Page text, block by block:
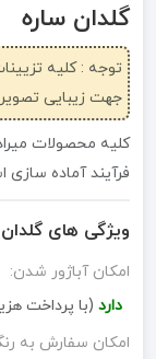
گلدان ساره
توجه : کلیه
جهت زیبایی
کلیه محصولات
فرآیند آماده
ویژگی های
امکان آباژور شدن:
دارد (با پرداخت
امکان سفارش به